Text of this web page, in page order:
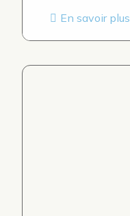
En savoir plus